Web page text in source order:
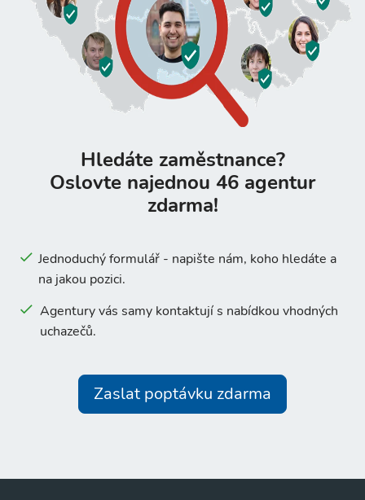
Hledáte zaměstnance?
Oslovte najednou 46 agentur
zdarma!
Jednoduchý formulář - napište nám, koho hledáte a
na jakou pozici.
Agentury vás samy kontaktují s nabídkou vhodných
uchazečů.
Zaslat poptávku zdarma